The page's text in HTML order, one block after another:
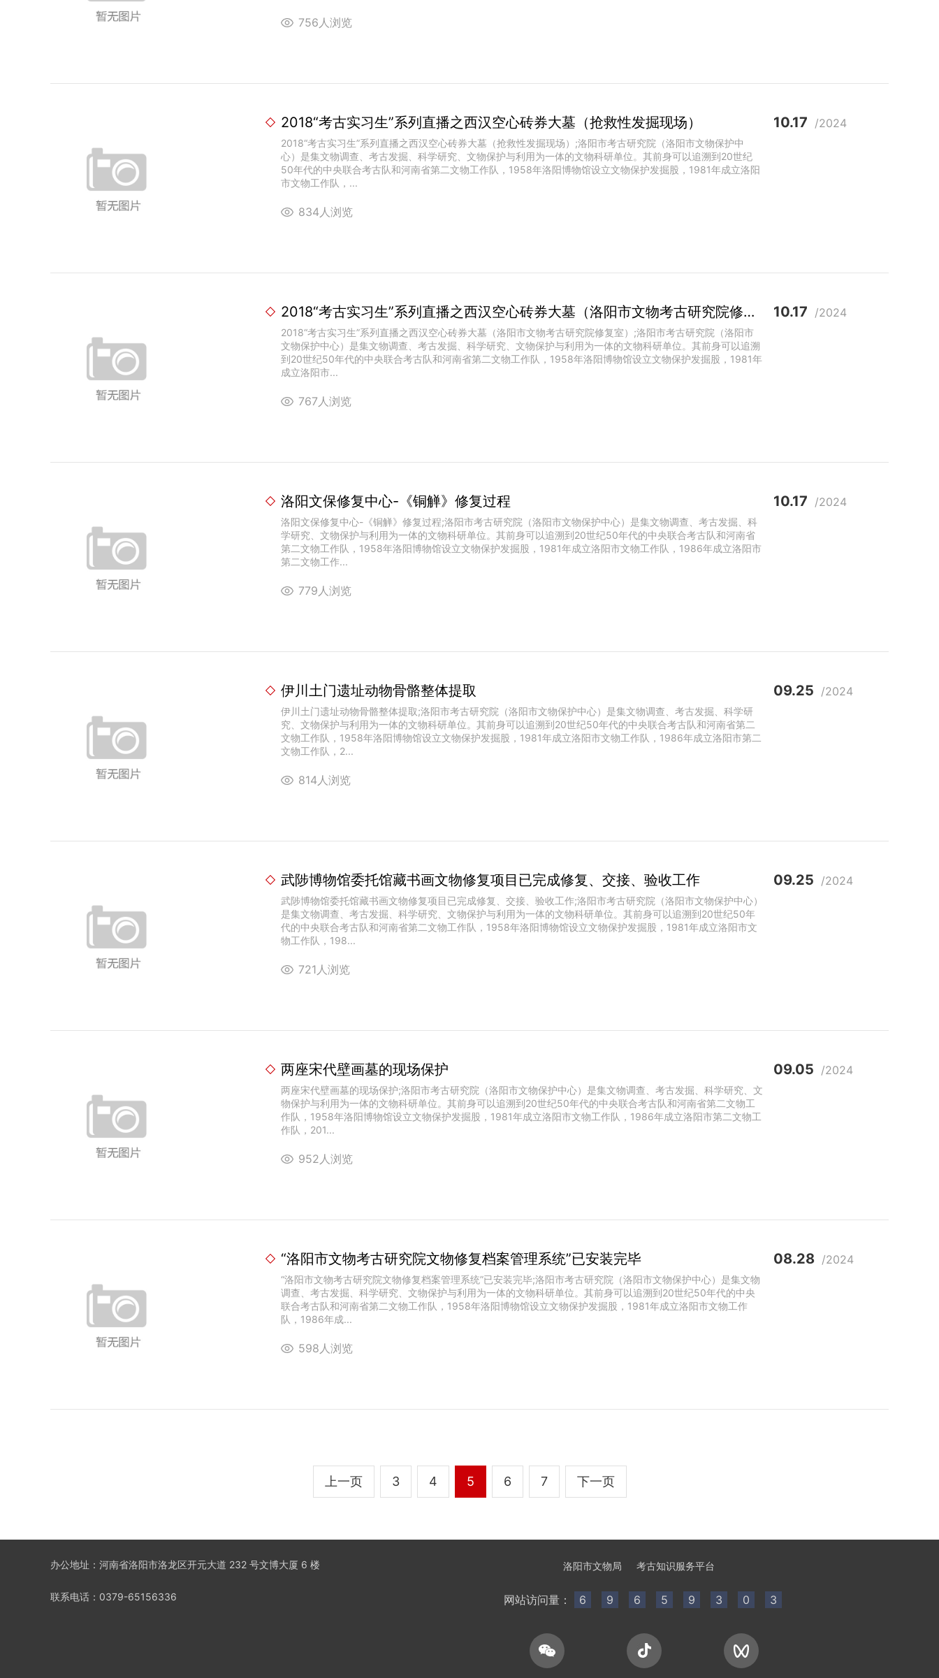
756人浏览
2018“考古实习生”系列直播之西汉空心砖券大墓（抢救性发掘现场）
2018“考古实习生”系列直播之西汉空心砖券大墓（抢救性发掘现场）;洛阳市考古研究院（洛阳市文物保护中
心）是集文物调查、考古发掘、科学研究、文物保护与利用为一体的文物科研单位。其前身可以追溯到20世纪
50年代的中央联合考古队和河南省第二文物工作队，1958年洛阳博物馆设立文物保护发掘股，1981年成立洛阳
市文物工作队，...
834人浏览
10.17 /2024
2018“考古实习生”系列直播之西汉空心砖券大墓（洛阳市文物考古研究院修复室）
2018“考古实习生”系列直播之西汉空心砖券大墓（洛阳市文物考古研究院修复室）;洛阳市考古研究院（洛阳市
文物保护中心）是集文物调查、考古发掘、科学研究、文物保护与利用为一体的文物科研单位。其前身可以追溯
到20世纪50年代的中央联合考古队和河南省第二文物工作队，1958年洛阳博物馆设立文物保护发掘股，1981年
成立洛阳市...
767人浏览
10.17 /2024
洛阳文保修复中心-《铜觯》修复过程
洛阳文保修复中心-《铜觯》修复过程;洛阳市考古研究院（洛阳市文物保护中心）是集文物调查、考古发掘、科
学研究、文物保护与利用为一体的文物科研单位。其前身可以追溯到20世纪50年代的中央联合考古队和河南省
第二文物工作队，1958年洛阳博物馆设立文物保护发掘股，1981年成立洛阳市文物工作队，1986年成立洛阳市
第二文物工作...
779人浏览
10.17 /2024
伊川土门遗址动物骨骼整体提取
伊川土门遗址动物骨骼整体提取;洛阳市考古研究院（洛阳市文物保护中心）是集文物调查、考古发掘、科学研
究、文物保护与利用为一体的文物科研单位。其前身可以追溯到20世纪50年代的中央联合考古队和河南省第二
文物工作队，1958年洛阳博物馆设立文物保护发掘股，1981年成立洛阳市文物工作队，1986年成立洛阳市第二
文物工作队，2...
814人浏览
09.25 /2024
武陟博物馆委托馆藏书画文物修复项目已完成修复、交接、验收工作
武陟博物馆委托馆藏书画文物修复项目已完成修复、交接、验收工作;洛阳市考古研究院（洛阳市文物保护中心）
是集文物调查、考古发掘、科学研究、文物保护与利用为一体的文物科研单位。其前身可以追溯到20世纪50年
代的中央联合考古队和河南省第二文物工作队，1958年洛阳博物馆设立文物保护发掘股，1981年成立洛阳市文
物工作队，198...
721人浏览
09.25 /2024
两座宋代壁画墓的现场保护
两座宋代壁画墓的现场保护;洛阳市考古研究院（洛阳市文物保护中心）是集文物调查、考古发掘、科学研究、文
物保护与利用为一体的文物科研单位。其前身可以追溯到20世纪50年代的中央联合考古队和河南省第二文物工
作队，1958年洛阳博物馆设立文物保护发掘股，1981年成立洛阳市文物工作队，1986年成立洛阳市第二文物工
作队，201...
952人浏览
09.05 /2024
“洛阳市文物考古研究院文物修复档案管理系统”已安装完毕
“洛阳市文物考古研究院文物修复档案管理系统”已安装完毕;洛阳市考古研究院（洛阳市文物保护中心）是集文物
调查、考古发掘、科学研究、文物保护与利用为一体的文物科研单位。其前身可以追溯到20世纪50年代的中央
联合考古队和河南省第二文物工作队，1958年洛阳博物馆设立文物保护发掘股，1981年成立洛阳市文物工作
队，1986年成...
598人浏览
08.28 /2024
上一页 3 4 5 6 7 下一页
办公地址：河南省洛阳市洛龙区开元大道 232 号文博大厦 6 楼
联系电话：0379-65156336
洛阳市文物局 考古知识服务平台
网站访问量： 6 9 6 5 9 3 0 3